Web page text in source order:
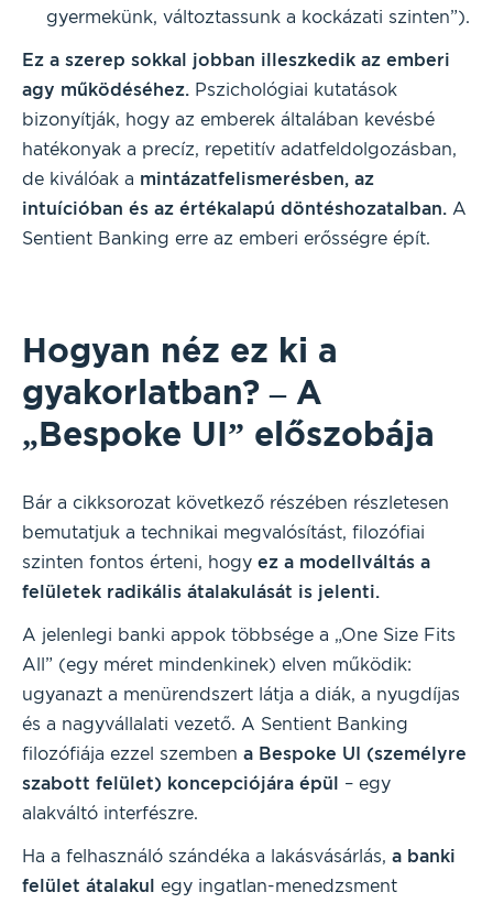
gyermekünk, változtassunk a kockázati szinten”).
Ez a szerep sokkal jobban illeszkedik az emberi
agy működéséhez. Pszichológiai kutatások
bizonyítják, hogy az emberek általában kevésbé
hatékonyak a precíz, repetitív adatfeldolgozásban,
de kiválóak a mintázatfelismerésben, az
intuícióban és az értékalapú döntéshozatalban. A
Sentient Banking erre az emberi erősségre épít.
Hogyan néz ez ki a
gyakorlatban? – A
„Bespoke UI” előszobája
Bár a cikksorozat következő részében részletesen
bemutatjuk a technikai megvalósítást, filozófiai
szinten fontos érteni, hogy ez a modellváltás a
felületek radikális átalakulását is jelenti.
A jelenlegi banki appok többsége a „One Size Fits
All” (egy méret mindenkinek) elven működik:
ugyanazt a menürendszert látja a diák, a nyugdíjas
és a nagyvállalati vezető. A Sentient Banking
filozófiája ezzel szemben a Bespoke UI (személyre
szabott felület) koncepciójára épül – egy
alakváltó interfészre.
Ha a felhasználó szándéka a lakásvásárlás, a banki
felület átalakul egy ingatlan-menedzsment